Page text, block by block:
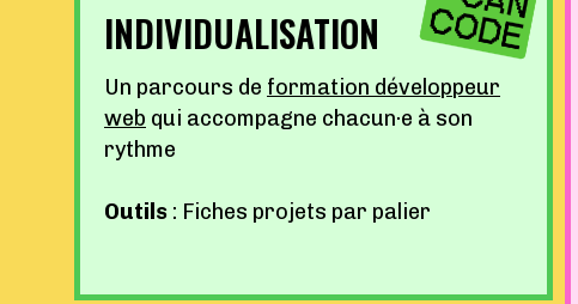
INDIVIDUALISATION
Un parcours de formation développeur
web qui accompagne chacun·e à son
rythme
Outils : Fiches projets par palier